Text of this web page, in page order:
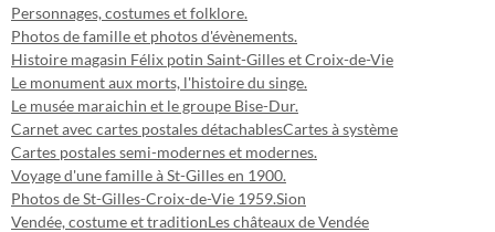
Personnages, costumes et folklore.
Photos de famille et photos d'évènements.
Histoire magasin Félix potin Saint-Gilles et Croix-de-Vie
Le monument aux morts, l'histoire du singe.
Le musée maraichin et le groupe Bise-Dur.
Carnet avec cartes postales détachablesCartes à système
Cartes postales semi-modernes et modernes.
Voyage d'une famille à St-Gilles en 1900.
Photos de St-Gilles-Croix-de-Vie 1959.Sion
Vendée, costume et traditionLes châteaux de Vendée